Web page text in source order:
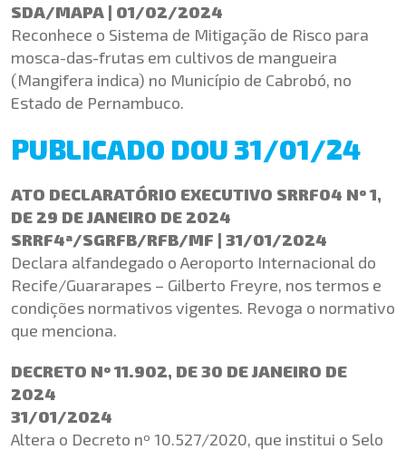
SDA/MAPA | 01/02/2024
Reconhece o Sistema de Mitigação de Risco para
mosca-das-frutas em cultivos de mangueira
(Mangifera indica) no Município de Cabrobó, no
Estado de Pernambuco.
PUBLICADO DOU 31/01/24
ATO DECLARATÓRIO EXECUTIVO SRRF04 Nº 1,
DE 29 DE JANEIRO DE 2024
SRRF4ª/SGRFB/RFB/MF | 31/01/2024
Declara alfandegado o Aeroporto Internacional do
Recife/Guararapes – Gilberto Freyre, nos termos e
condições normativos vigentes. Revoga o normativo
que menciona.
DECRETO Nº 11.902, DE 30 DE JANEIRO DE
2024
31/01/2024
Altera o Decreto nº 10.527/2020, que institui o Selo